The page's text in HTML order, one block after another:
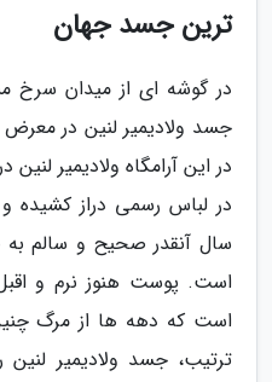
ترین جسد جهان
در گوشه ای از میدان سرخ
جسد ولادیمیر لنین در
در این آرامگاه ولادیمیر
سال آنقدر صحیح و سالم به
است. پوست هنوز نرم و
است که دهه ها از مرگ
ترتیب، جسد ولادیمیر